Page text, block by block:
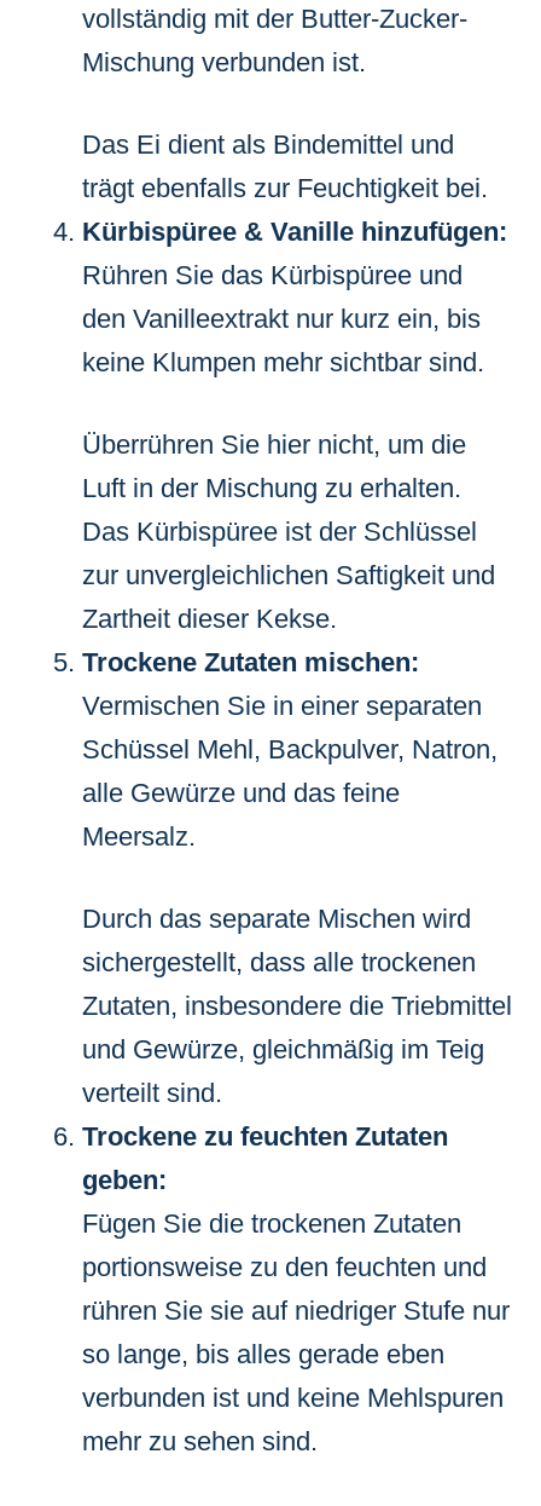
vollständig mit der Butter-Zucker-
Mischung verbunden ist.
Das Ei dient als Bindemittel und
trägt ebenfalls zur Feuchtigkeit bei.
Kürbispüree & Vanille hinzufügen:
Rühren Sie das Kürbispüree und
den Vanilleextrakt nur kurz ein, bis
keine Klumpen mehr sichtbar sind.
Überrühren Sie hier nicht, um die
Luft in der Mischung zu erhalten.
Das Kürbispüree ist der Schlüssel
zur unvergleichlichen Saftigkeit und
Zartheit dieser Kekse.
Trockene Zutaten mischen:
Vermischen Sie in einer separaten
Schüssel Mehl, Backpulver, Natron,
alle Gewürze und das feine
Meersalz.
Durch das separate Mischen wird
sichergestellt, dass alle trockenen
Zutaten, insbesondere die Triebmittel
und Gewürze, gleichmäßig im Teig
verteilt sind.
Trockene zu feuchten Zutaten
geben:
Fügen Sie die trockenen Zutaten
portionsweise zu den feuchten und
rühren Sie sie auf niedriger Stufe nur
so lange, bis alles gerade eben
verbunden ist und keine Mehlspuren
mehr zu sehen sind.